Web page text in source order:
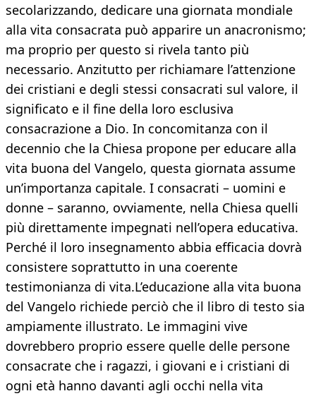
secolarizzando, dedicare una giornata mondiale
alla vita consacrata può apparire un anacronismo;
ma proprio per questo si rivela tanto più
necessario. Anzitutto per richiamare l’attenzione
dei cristiani e degli stessi consacrati sul valore, il
significato e il fine della loro esclusiva
consacrazione a Dio. In concomitanza con il
decennio che la Chiesa propone per educare alla
vita buona del Vangelo, questa giornata assume
un’importanza capitale. I consacrati – uomini e
donne – saranno, ovviamente, nella Chiesa quelli
più direttamente impegnati nell’opera educativa.
Perché il loro insegnamento abbia efficacia dovrà
consistere soprattutto in una coerente
testimonianza di vita.L’educazione alla vita buona
del Vangelo richiede perciò che il libro di testo sia
ampiamente illustrato. Le immagini vive
dovrebbero proprio essere quelle delle persone
consacrate che i ragazzi, i giovani e i cristiani di
ogni età hanno davanti agli occhi nella vita